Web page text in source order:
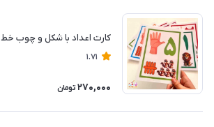
کارت اعداد با شکل و چوب خط
1.71
270,000 تومان